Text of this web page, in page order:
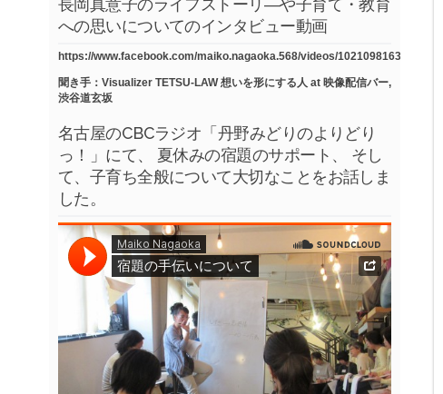
長岡真意子のライフストーリ―や子育て・教育
への思いについてのインタビュー動画
https://www.facebook.com/maiko.nagaoka.568/videos/10210981638417544/
聞き手：Visualizer TETSU-LAW 想いを形にする人 at 映像配信バー,
渋谷道玄坂
名古屋のCBCラジオ「丹野みどりのよりどり
っ！」にて、 夏休みの宿題のサポート、 そし
て、子育ち全般について大切なことをお話しま
した。